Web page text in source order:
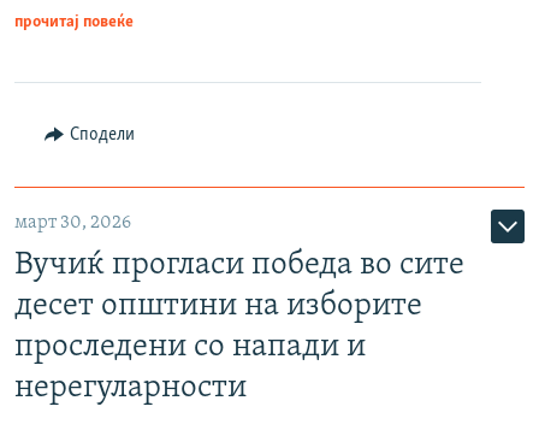
прочитај повеќе
Сподели
март 30, 2026
Вучиќ прогласи победа во сите
десет општини на изборите
проследени со напади и
нерегуларности